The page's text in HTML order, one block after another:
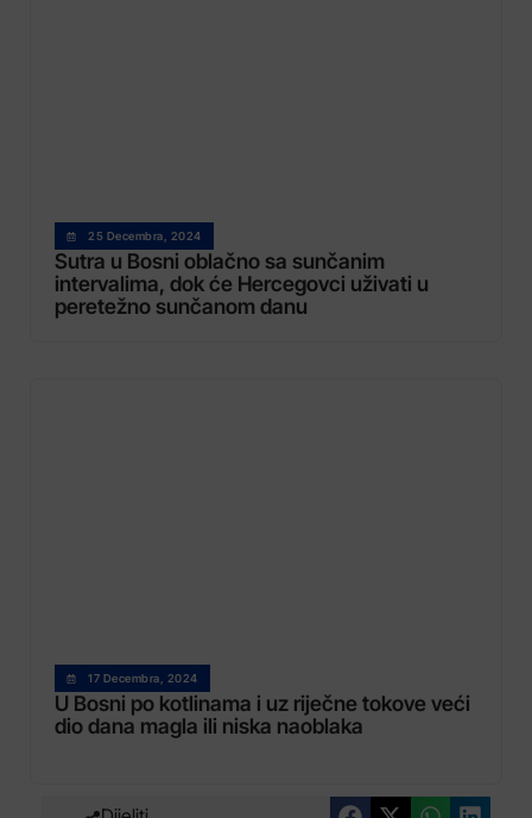
25 Decembra, 2024
Sutra u Bosni oblačno sa sunčanim
intervalima, dok će Hercegovci uživati u
peretežno sunčanom danu
17 Decembra, 2024
U Bosni po kotlinama i uz riječne tokove veći
dio dana magla ili niska naoblaka